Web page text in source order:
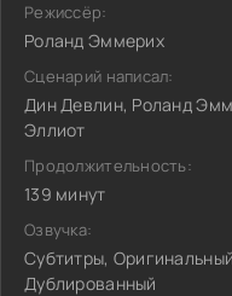
Режиссёр:
Роланд Эммерих
Сценарий написал:
Дин Девлин, Роланд
Эллиот
Продолжительность:
139 минут
Озвучка:
Субтитры,
Дублированный